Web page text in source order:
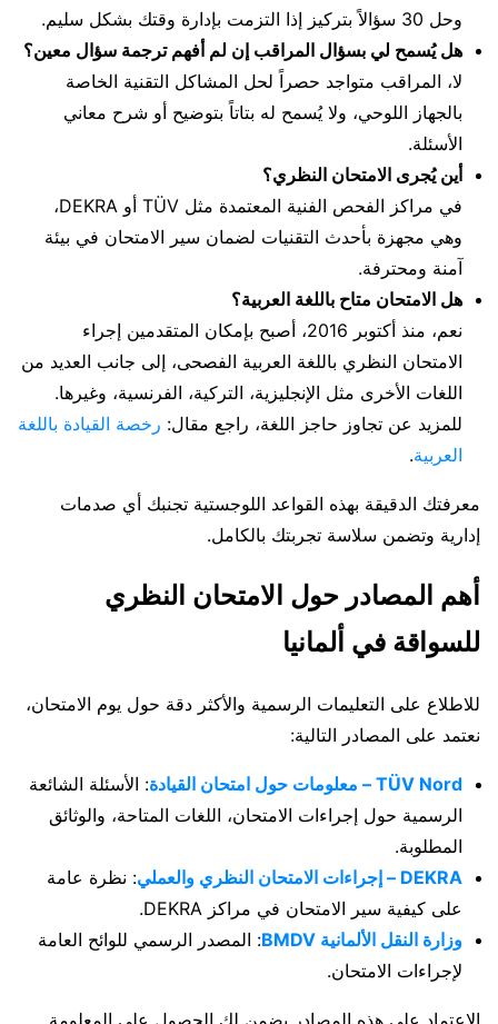
وحل 30 سؤالاً بتركيز إذا التزمت بإدارة وقتك بشكل سليم.
هل يُسمح لي بسؤال المراقب إن لم أفهم ترجمة سؤال معين؟
لا، المراقب متواجد حصراً لحل المشاكل التقنية الخاصة
بالجهاز اللوحي، ولا يُسمح له بتاتاً بتوضيح أو شرح معاني
الأسئلة.
أين يُجرى الامتحان النظري؟
في مراكز الفحص الفنية المعتمدة مثل TÜV أو DEKRA،
وهي مجهزة بأحدث التقنيات لضمان سير الامتحان في بيئة
آمنة ومحترفة.
هل الامتحان متاح باللغة العربية؟
نعم، منذ أكتوبر 2016، أصبح بإمكان المتقدمين إجراء
الامتحان النظري باللغة العربية الفصحى، إلى جانب العديد من
اللغات الأخرى مثل الإنجليزية، التركية، الفرنسية، وغيرها.
للمزيد عن تجاوز حاجز اللغة، راجع مقال: رخصة القيادة باللغة
العربية.
معرفتك الدقيقة بهذه القواعد اللوجستية تجنبك أي صدمات
إدارية وتضمن سلاسة تجربتك بالكامل.
أهم المصادر حول الامتحان النظري
للسواقة في ألمانيا
للاطلاع على التعليمات الرسمية والأكثر دقة حول يوم الامتحان،
نعتمد على المصادر التالية:
TÜV Nord – معلومات حول امتحان القيادة
: الأسئلة الشائعة
الرسمية حول إجراءات الامتحان، اللغات المتاحة، والوثائق
المطلوبة.
DEKRA – إجراءات الامتحان النظري والعملي
: نظرة عامة
على كيفية سير الامتحان في مراكز DEKRA.
وزارة النقل الألمانية BMDV
: المصدر الرسمي للوائح العامة
لإجراءات الامتحان.
الاعتماد على هذه المصادر يضمن لك الحصول على المعلومة